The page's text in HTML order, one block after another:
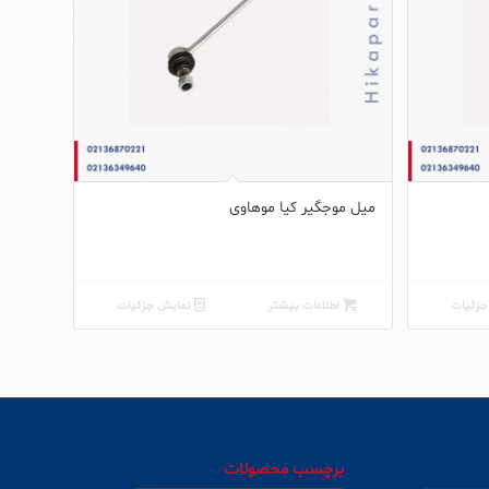
میل موجگیر کیا موهاوی
اطلاعات بیشتر نمایش جزئیات
برچسب محصولات